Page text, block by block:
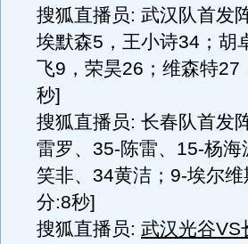
搜狐直播员: 武汉队首发
埃默森5，王小诗34；胡
飞9，荣昊26；维森特
秒]
搜狐直播员: 长春队首发
雷罗、35-陈雷、15-杨
笑非、34黄洁；9-埃尔
分:8秒]
搜狐直播员: 武汉光谷VS